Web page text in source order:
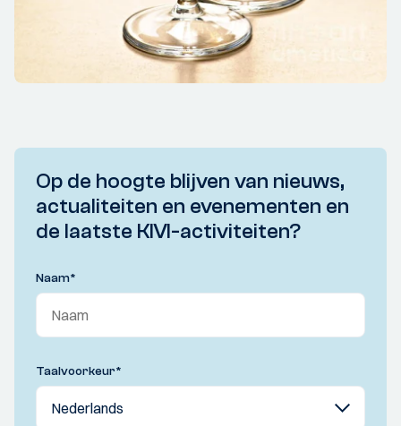
Op de hoogte blijven van nieuws,
actualiteiten en evenementen en
de laatste KIVI-activiteiten?
Naam*
Taalvoorkeur*